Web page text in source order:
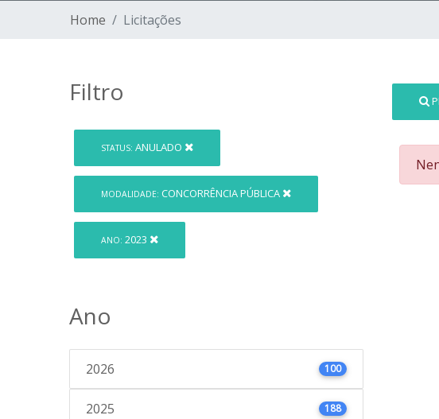
Home Licitações
Filtro
STATUS: ANULADO
MODALIDADE: CONCORRÊNCIA PÚBLICA
ANO: 2023
Ano
2026 100
2025 188